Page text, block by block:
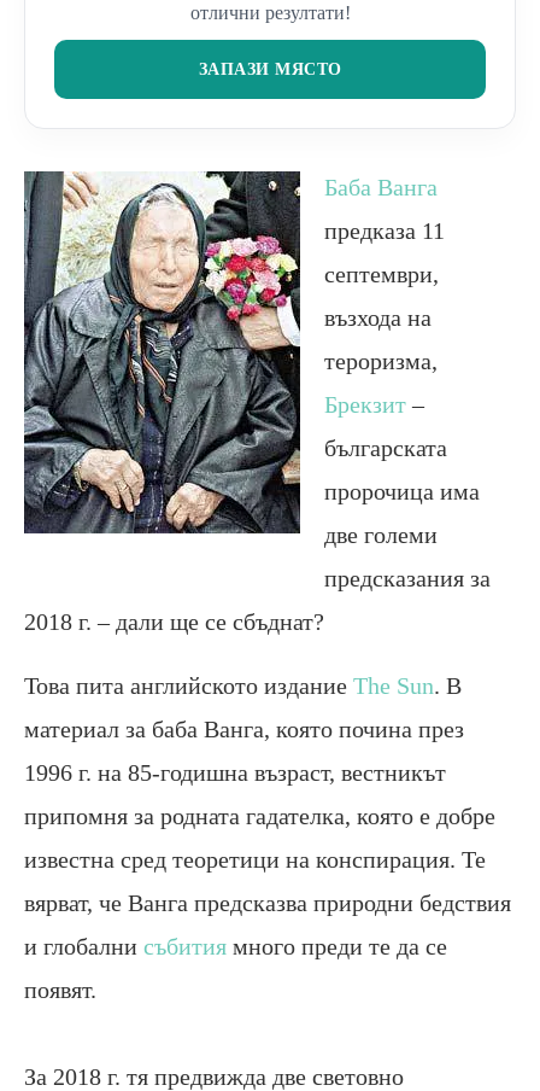
отлични резултати!
ЗАПАЗИ МЯСТО
Баба Ванга
предказа 11
септември,
възхода на
тероризма,
Брекзит–
българската
пророчица има
две големи
предсказания за
2018 г. – дали ще се сбъднат?
Това пита английското издание The Sun. В
материал за баба Ванга, която почина през
1996 г. на 85-годишна възраст, вестникът
припомня за родната гадателка, която е добре
известна сред теоретици на конспирация. Те
вярват, че Ванга предсказва природни бедствия
и глобални събития много преди те да се
появят.
За 2018 г. тя предвижда две световно